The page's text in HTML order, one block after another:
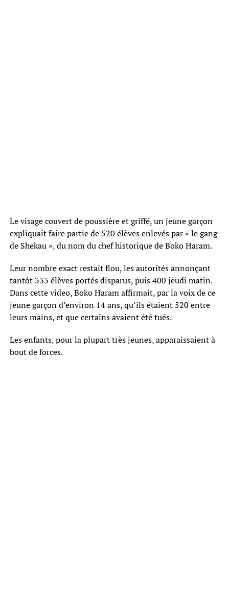
Le visage couvert de poussière et griffé, un jeune garçon
expliquait faire partie de 520 élèves enlevés par « le gang
de Shekau », du nom du chef historique de Boko Haram.
Leur nombre exact restait flou, les autorités annonçant
tantôt 333 élèves portés disparus, puis 400 jeudi matin.
Dans cette video, Boko Haram affirmait, par la voix de ce
jeune garçon d’environ 14 ans, qu’ils étaient 520 entre
leurs mains, et que certains avaient été tués.
Les enfants, pour la plupart très jeunes, apparaissaient à
bout de forces.